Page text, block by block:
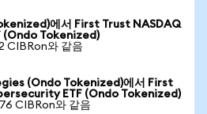
에서 First Trust NASDAQ
Tokenized)
CIBRon와 같음
(Ondo Tokenized)에서 First
ETF (Ondo Tokenized)
CIBRon와 같음